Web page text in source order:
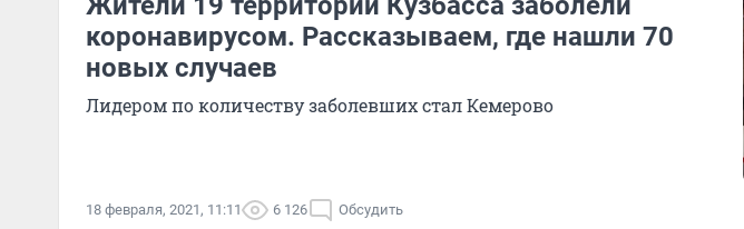
коронавирусом. Рассказываем, где нашли 70
новых случаев
Лидером по количеству заболевших стал Кемерово
18 февраля, 2021, 11:11 6 126 Обсудить